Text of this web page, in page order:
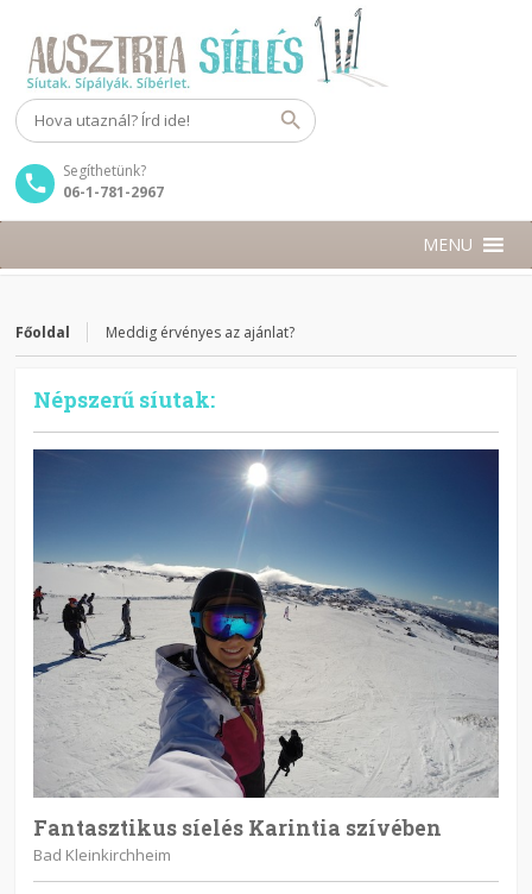
Segíthetünk?
06-1-781-2967
MENU
Főoldal Meddig érvényes az ajánlat?
Népszerű síutak:
Fantasztikus síelés Karintia szívében
Bad Kleinkirchheim